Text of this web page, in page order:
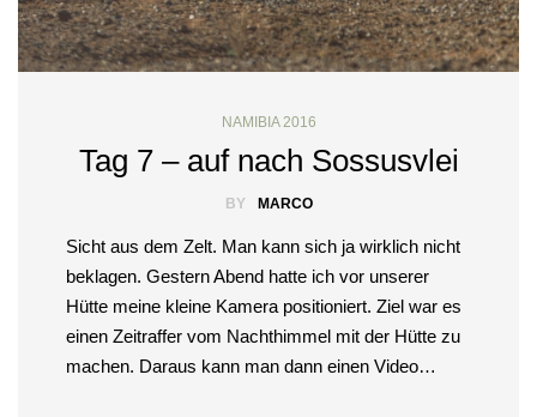
NAMIBIA 2016
Tag 7 – auf nach Sossusvlei
BY MARCO
Sicht aus dem Zelt. Man kann sich ja wirklich nicht
beklagen. Gestern Abend hatte ich vor unserer
Hütte meine kleine Kamera positioniert. Ziel war es
einen Zeitraffer vom Nachthimmel mit der Hütte zu
machen. Daraus kann man dann einen Video…